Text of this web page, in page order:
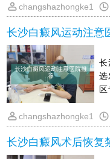
须
这
备
走
changshazhongke1
长沙白癜风运动注意
长
选
风
渠
复
changshazhongke1
长沙白癜风术后恢复